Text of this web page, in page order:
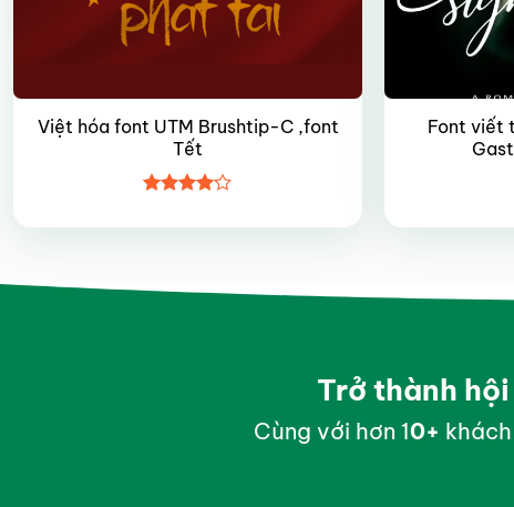
Việt hóa font UTM Brushtip-C ,font
Tết
xếp hạng
Font viết
Trở thành
Cùng với hơn 10+khách